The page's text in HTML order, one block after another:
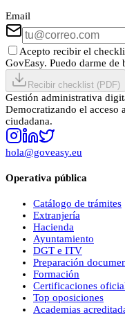
Email
Acepto recibir el
GovEasy. Puedo darme
Recibir checklist (PDF)
Gestión administrativa
Democratizando el acceso
ciudadana.
hola@goveasy.eu
Operativa pública
Catálogo de trámites
Extranjería
Hacienda
Ayuntamiento
DGT e ITV
Preparación
Formación
Certificaciones
Top oposiciones
Academias